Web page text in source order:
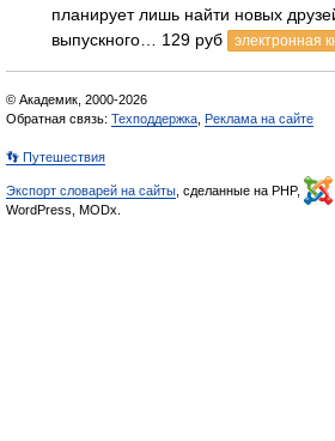
планирует лишь найти новых
выпускного… 129 руб
электронная
© Академик, 2000-2026
Обратная связь: Техподдержка Реклама на сайте
👣 Путешествия
Экспорт словарей на сайты , сделанные на PHP,
WordPress, MODx.